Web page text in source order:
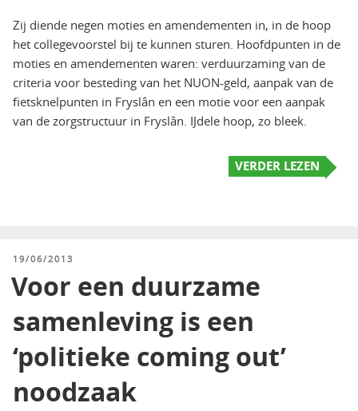
Zij diende negen moties en amendementen in, in de hoop
het collegevoorstel bij te kunnen sturen. Hoofdpunten in de
moties en amendementen waren: verduurzaming van de
criteria voor besteding van het NUON-geld, aanpak van de
fietsknelpunten in Fryslân en een motie voor een aanpak
van de zorgstructuur in Fryslân. IJdele hoop, zo bleek.
VERDER LEZEN
GEPLAATST
19/06/2013
Voor een duurzame
samenleving is een
‘politieke coming out’
noodzaak